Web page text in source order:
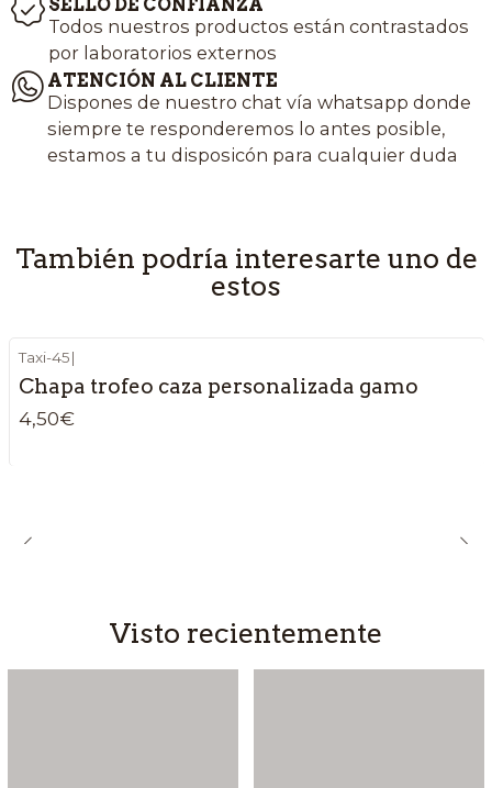
Todos nuestros productos están contrastados
por laboratorios externos
ATENCIÓN AL CLIENTE
Dispones de nuestro chat vía whatsapp donde
siempre te responderemos lo antes posible,
estamos a tu disposicón para cualquier duda
También podría interesarte uno de
estos
Taxi-45|
Chapa trofeo caza personalizada gamo
4,50€
Visto recientemente